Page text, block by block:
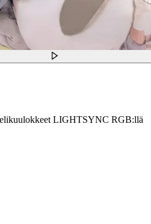
LIGHTSYNC RGB:llä